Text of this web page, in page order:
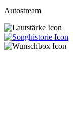
Autostream